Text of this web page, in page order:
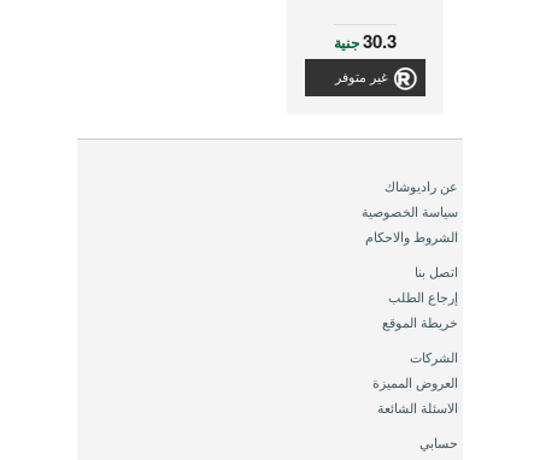
30.3جنية
غير متوفر
عن راديوشاك
سياسة الخصوصية
الشروط والاحكام
اتصل بنا
إرجاع الطلب
خريطة الموقع
الشركات
العروض المميزة
الاسئلة الشائعة
حسابي